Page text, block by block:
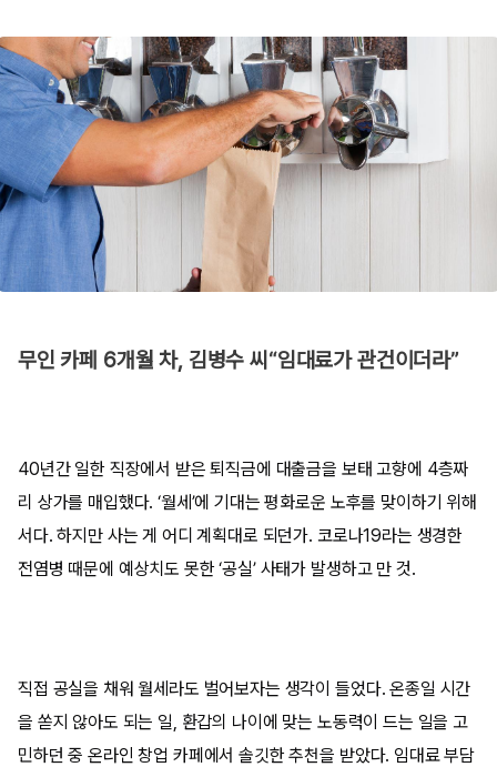
무인 카페 6개월 차, 김병수 씨“임대료가 관건이더라”
40년간 일한 직장에서 받은 퇴직금에 대출금을 보태 고향에 4층짜
리 상가를 매입했다. ‘월세’에 기대는 평화로운 노후를 맞이하기 위해
서다. 하지만 사는 게 어디 계획대로 되던가. 코로나19라는 생경한
전염병 때문에 예상치도 못한 ‘공실’ 사태가 발생하고 만 것.
직접 공실을 채워 월세라도 벌어보자는 생각이 들었다. 온종일 시간
을 쏟지 않아도 되는 일, 환갑의 나이에 맞는 노동력이 드는 일을 고
민하던 중 온라인 창업 카페에서 솔깃한 추천을 받았다. 임대료 부담